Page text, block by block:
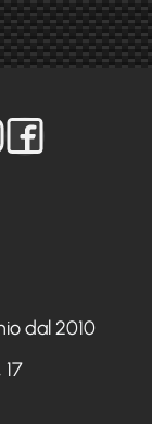
dal 2010